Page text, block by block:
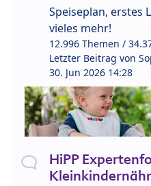
Speiseplan, erstes
vieles mehr!
12.996 Themen /
Letzter Beitrag von
30. Jun 2026 14:28
HiPP